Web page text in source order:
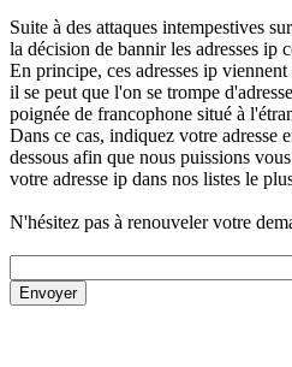
Suite à des attaques intempestives
la décision de bannir les adresses ip
En principe, ces adresses ip
il se peut que l'on se trompe
poignée de francophone situé à
Dans ce cas, indiquez votre adresse
dessous afin que nous puissions
votre adresse ip dans nos listes le
N'hésitez pas à renouveler votre